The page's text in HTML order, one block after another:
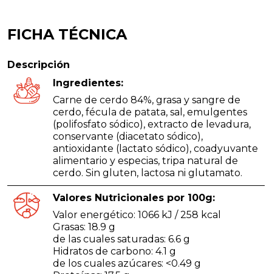
FICHA TÉCNICA
Descripción
Ingredientes:
Carne de cerdo 84%, grasa y sangre de
cerdo, fécula de patata, sal, emulgentes
(polifosfato sódico), extracto de levadura,
conservante (diacetato sódico),
antioxidante (lactato sódico), coadyuvante
alimentario y especias, tripa natural de
cerdo. Sin gluten, lactosa ni glutamato.
Valores Nutricionales por 100g:
Valor energético: 1066 kJ / 258 kcal
Grasas: 18.9 g
de las cuales saturadas: 6.6 g
Hidratos de carbono: 4.1 g
de los cuales azúcares: <0.49 g